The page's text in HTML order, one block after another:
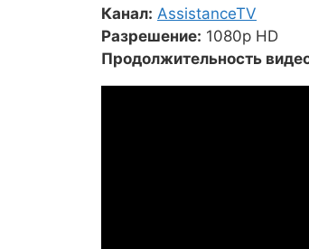
Канал: AssistanceTV
Разрешение: 1080p HD
Продолжительность